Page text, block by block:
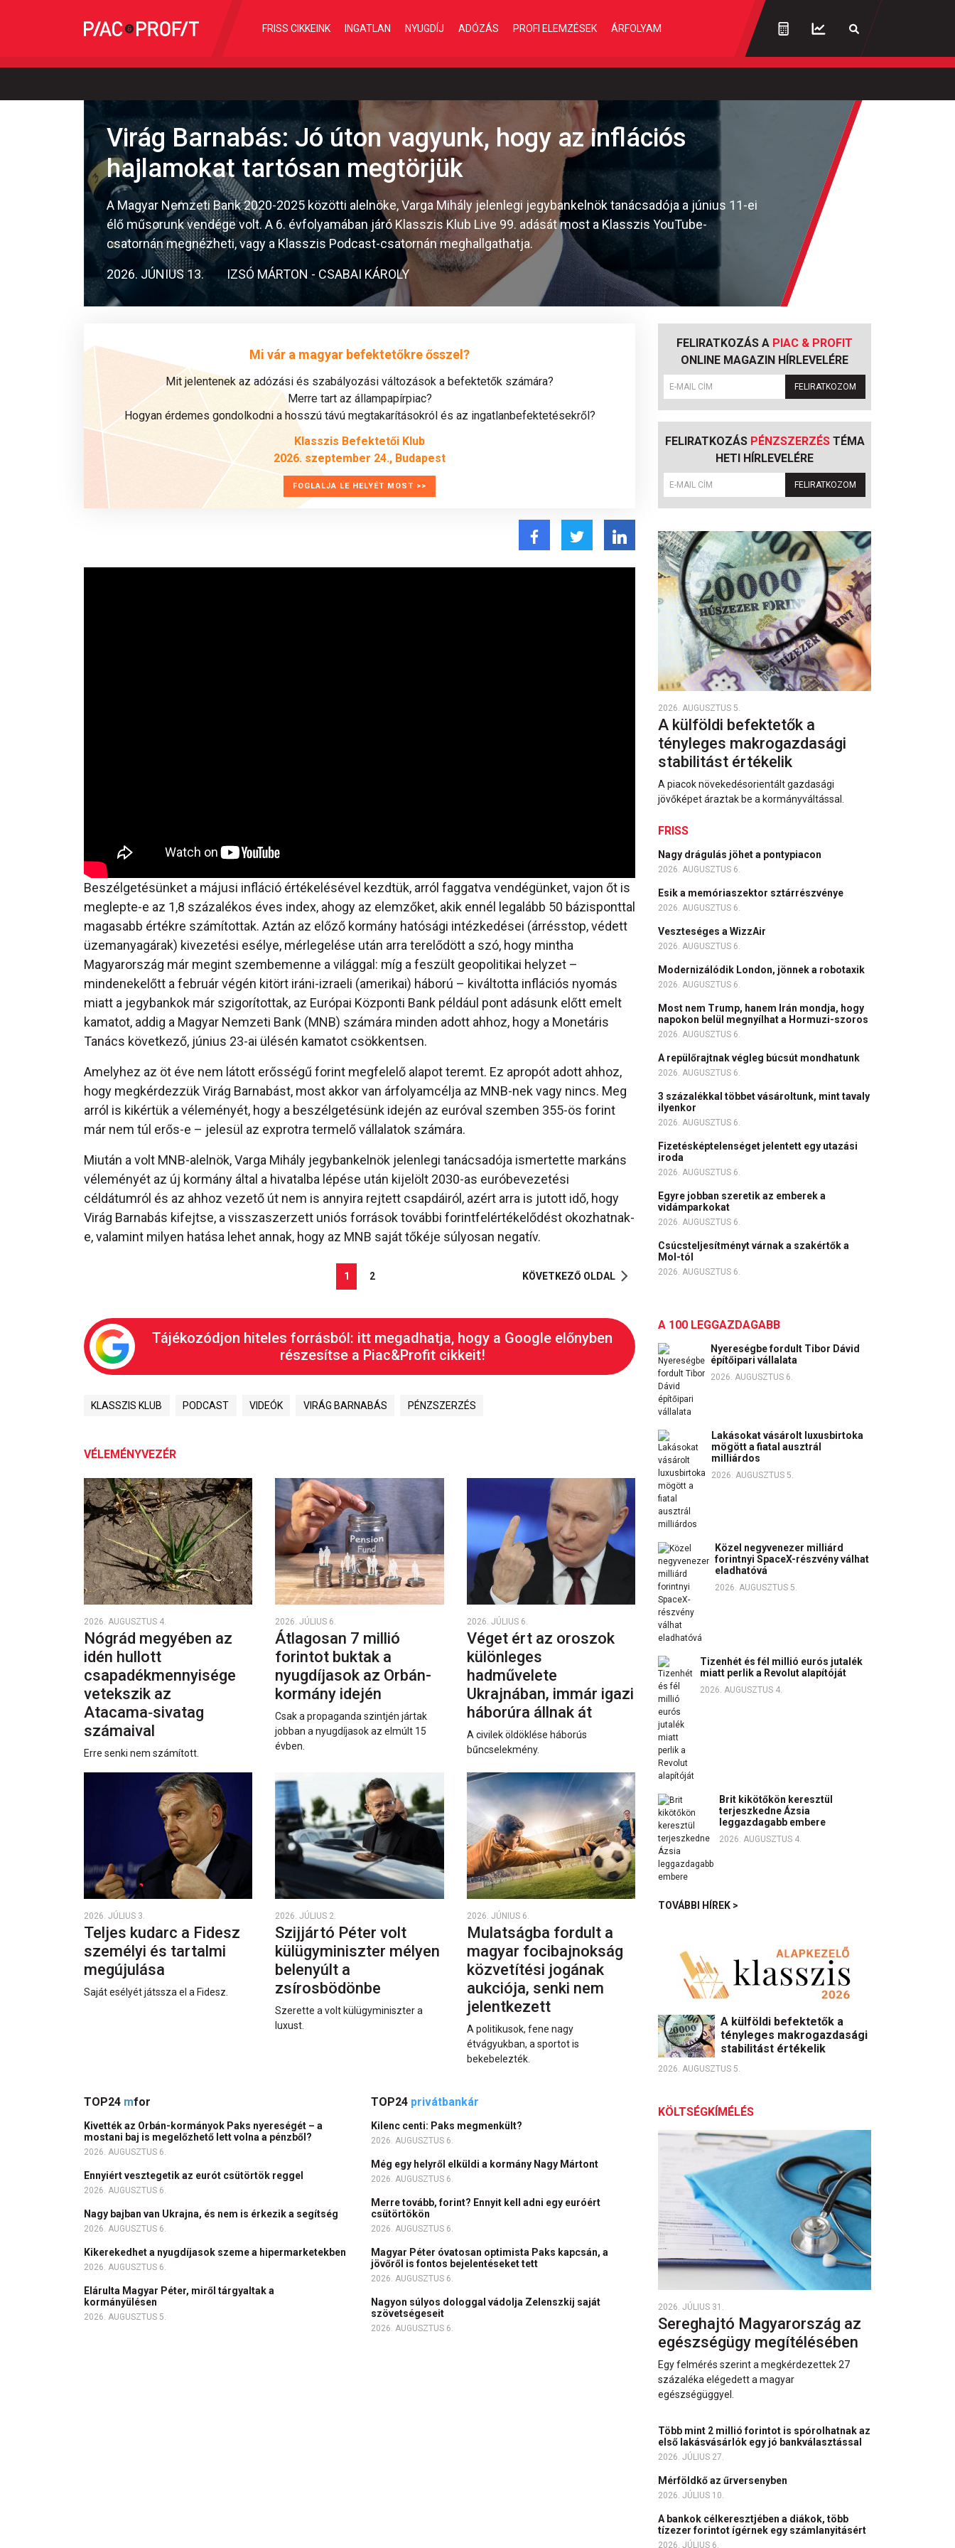
FRISS CIKKEINK INGATLAN NYUGDÍJ ADÓZÁS PROFI ELEMZÉSEK ÁRFOLYAM
Virág Barnabás: Jó úton vagyunk, hogy az inflációs
hajlamokat tartósan megtörjük
A Magyar Nemzeti Bank 2020-2025 közötti alelnöke, Varga Mihály jelenlegi jegybankelnök tanácsadója a június 11-ei
élő műsorunk vendége volt. A 6. évfolyamában járó Klasszis Klub Live 99. adását most a Klasszis YouTube-
csatornán megnézheti, vagy a Klasszis Podcast-csatornán meghallgathatja.
2026. JÚNIUS 13. IZSÓ MÁRTON - CSABAI KÁROLY
Mi vár a magyar befektetőkre ősszel?
Mit jelentenek az adózási és szabályozási változások a befektetők számára?
Merre tart az állampapírpiac?
Hogyan érdemes gondolkodni a hosszú távú megtakarításokról és az ingatlanbefektetésekről?
Klasszis Befektetői Klub
2026. szeptember 24., Budapest
FOGLALJA LE HELYÉT MOST >>
Beszélgetésünket a májusi infláció értékelésével kezdtük, arról faggatva vendégünket, vajon őt is
meglepte-e az 1,8 százalékos éves index, ahogy az elemzőket, akik ennél legalább 50 bázisponttal
magasabb értékre számítottak. Aztán az előző kormány hatósági intézkedései (árrésstop, védett
üzemanyagárak) kivezetési esélye, mérlegelése után arra terelődött a szó, hogy mintha
Magyarország már megint szembemenne a világgal: míg a feszült geopolitikai helyzet –
mindenekelőtt a február végén kitört iráni-izraeli (amerikai) háború – kiváltotta inflációs nyomás
miatt a jegybankok már szigorítottak, az Európai Központi Bank például pont adásunk előtt emelt
kamatot, addig a Magyar Nemzeti Bank (MNB) számára minden adott ahhoz, hogy a Monetáris
Tanács következő, június 23-ai ülésén kamatot csökkentsen.
Amelyhez az öt éve nem látott erősségű forint megfelelő alapot teremt. Ez apropót adott ahhoz,
hogy megkérdezzük Virág Barnabást, most akkor van árfolyamcélja az MNB-nek vagy nincs. Meg
arról is kikértük a véleményét, hogy a beszélgetésünk idején az euróval szemben 355-ös forint
már nem túl erős-e – jelesül az exprotra termelő vállalatok számára.
Miután a volt MNB-alelnök, Varga Mihály jegybankelnök jelenlegi tanácsadója ismertette markáns
véleményét az új kormány által a hivatalba lépése után kijelölt 2030-as euróbevezetési
céldátumról és az ahhoz vezető út nem is annyira rejtett csapdáiról, azért arra is jutott idő, hogy
Virág Barnabás kifejtse, a visszaszerzett uniós források további forintfelértékelődést okozhatnak-
e, valamint milyen hatása lehet annak, hogy az MNB saját tőkéje súlyosan negatív.
1 2 KÖVETKEZŐ OLDAL
Tájékozódjon hiteles forrásból: itt megadhatja, hogy a Google előnyben
részesítse a Piac&Profit cikkeit!
KLASSZIS KLUB PODCAST VIDEÓK VIRÁG BARNABÁS PÉNZSZERZÉS
VÉLEMÉNYVEZÉR
2026. AUGUSZTUS 4.
Nógrád megyében az
idén hullott
csapadékmennyisége
vetekszik az
Atacama‑sivatag
számaival
Erre senki nem számított.
2026. JÚLIUS 6.
Átlagosan 7 millió
forintot buktak a
nyugdíjasok az Orbán-
kormány idején
Csak a propaganda szintjén jártak
jobban a nyugdíjasok az elmúlt 15
évben.
2026. JÚLIUS 6.
Véget ért az oroszok
különleges
hadművelete
Ukrajnában, immár igazi
háborúra állnak át
A civilek öldöklése háborús
bűncselekmény.
2026. JÚLIUS 3.
Teljes kudarc a Fidesz
személyi és tartalmi
megújulása
Saját esélyét játssza el a Fidesz.
2026. JÚLIUS 2.
Szijjártó Péter volt
külügyminiszter mélyen
belenyúlt a
zsírosbödönbe
Szerette a volt külügyminiszter a
luxust.
2026. JÚNIUS 6.
Mulatságba fordult a
magyar focibajnokság
közvetítési jogának
aukciója, senki nem
jelentkezett
A politikusok, fene nagy
étvágyukban, a sportot is
bekebelezték.
TOP24 mfor
Kivették az Orbán-kormányok Paks nyereségét – a
mostani baj is megelőzhető lett volna a pénzből?
2026. AUGUSZTUS 6.
Ennyiért vesztegetik az eurót csütörtök reggel
2026. AUGUSZTUS 6.
Nagy bajban van Ukrajna, és nem is érkezik a segítség
2026. AUGUSZTUS 6.
Kikerekedhet a nyugdíjasok szeme a hipermarketekben
2026. AUGUSZTUS 6.
Elárulta Magyar Péter, miről tárgyaltak a
kormányülésen
2026. AUGUSZTUS 5.
TOP24 privátbankár
Kilenc centi: Paks megmenkült?
2026. AUGUSZTUS 6.
Még egy helyről elküldi a kormány Nagy Mártont
2026. AUGUSZTUS 6.
Merre tovább, forint? Ennyit kell adni egy euróért
csütörtökön
2026. AUGUSZTUS 6.
Magyar Péter óvatosan optimista Paks kapcsán, a
jövőről is fontos bejelentéseket tett
2026. AUGUSZTUS 6.
Nagyon súlyos dologgal vádolja Zelenszkij saját
szövetségeseit
2026. AUGUSZTUS 6.
FELIRATKOZÁS A PIAC & PROFIT
ONLINE MAGAZIN HÍRLEVELÉRE
FELIRATKOZOM
FELIRATKOZÁS PÉNZSZERZÉSTÉMA
HETI HÍRLEVELÉRE
FELIRATKOZOM
2026. AUGUSZTUS 5.
A külföldi befektetők a
tényleges makrogazdasági
stabilitást értékelik
A piacok növekedésorientált gazdasági
jövőképet áraztak be a kormányváltással.
FRISS
Nagy drágulás jöhet a pontypiacon
2026. AUGUSZTUS 6.
Esik a memóriaszektor sztárrészvénye
2026. AUGUSZTUS 6.
Veszteséges a WizzAir
2026. AUGUSZTUS 6.
Modernizálódik London, jönnek a robotaxik
2026. AUGUSZTUS 6.
Most nem Trump, hanem Irán mondja, hogy
napokon belül megnyílhat a Hormuzi-szoros
2026. AUGUSZTUS 6.
A repülőrajtnak végleg búcsút mondhatunk
2026. AUGUSZTUS 6.
3 százalékkal többet vásároltunk, mint tavaly
ilyenkor
2026. AUGUSZTUS 6.
Fizetésképtelenséget jelentett egy utazási
iroda
2026. AUGUSZTUS 6.
Egyre jobban szeretik az emberek a
vidámparkokat
2026. AUGUSZTUS 6.
Csúcsteljesítményt várnak a szakértők a
Mol-tól
2026. AUGUSZTUS 6.
A 100 LEGGAZDAGABB
Nyereségbe fordult Tibor Dávid
építőipari vállalata
2026. AUGUSZTUS 6.
Lakásokat vásárolt luxusbirtoka
mögött a fiatal ausztrál
milliárdos
2026. AUGUSZTUS 5.
Közel negyvenezer milliárd
forintnyi SpaceX-részvény válhat
eladhatóvá
2026. AUGUSZTUS 5.
Tizenhét és fél millió eurós jutalék
miatt perlik a Revolut alapítóját
2026. AUGUSZTUS 4.
Brit kikötőkön keresztül
terjeszkedne Ázsia
leggazdagabb embere
2026. AUGUSZTUS 4.
TOVÁBBI HÍREK >
A külföldi befektetők a
tényleges makrogazdasági
stabilitást értékelik
2026. AUGUSZTUS 5.
KÖLTSÉGKÍMÉLÉS
2026. JÚLIUS 31.
Sereghajtó Magyarország az
egészségügy megítélésében
Egy felmérés szerint a megkérdezettek 27
százaléka elégedett a magyar
egészségüggyel.
Több mint 2 millió forintot is spórolhatnak az
első lakásvásárlók egy jó bankválasztással
2026. JÚLIUS 27.
Mérföldkő az űrversenyben
2026. JÚLIUS 10.
A bankok célkeresztjében a diákok, több
tízezer forintot ígérnek egy számlanyitásért
2026. JÚLIUS 6.